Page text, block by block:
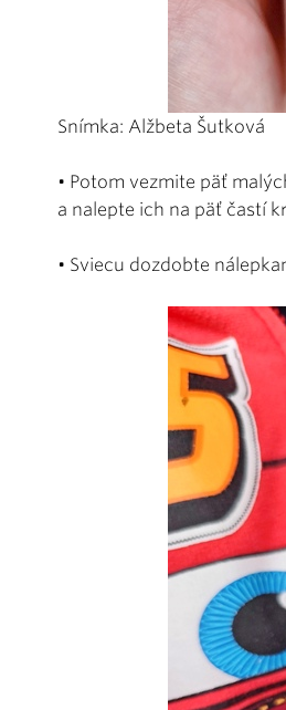
Snímka: Alžbeta Šutková
• Potom vezmite päť
a nalepte ich na päť častí
• Sviecu dozdobte